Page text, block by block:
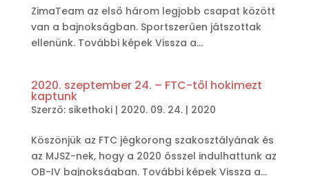
ZimaTeam az első három legjobb csapat között
van a bajnokságban. Sportszerűen játszottak
ellenünk. További képek Vissza a...
2020. szeptember 24. – FTC-től hokimezt
kaptunk
Szerző: sikethoki| 2020. 09. 24.| 2020
Köszönjük az FTC jégkorong szakosztályának és
az MJSZ-nek, hogy a 2020 ősszel indulhattunk az
OB-IV bajnokságban. További képek Vissza a...